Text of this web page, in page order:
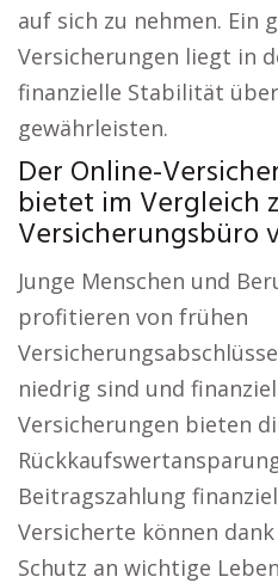
auf sich zu nehmen. Ein
Versicherungen liegt in
finanzielle Stabilität über
gewährleisten.
Der Online-
bietet im Vergleich
Versicherungsbüro
Junge Menschen und
profitieren von frühen
niedrig sind und
Versicherungen bieten
Beitragszahlung
Versicherte können
Schutz an wichtige